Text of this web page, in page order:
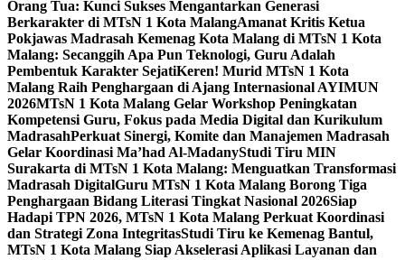
Orang Tua: Kunci Sukses Mengantarkan Generasi
Berkarakter di MTsN 1 Kota MalangAmanat Kritis Ketua
Pokjawas Madrasah Kemenag Kota Malang di MTsN 1 Kota
Malang: Secanggih Apa Pun Teknologi, Guru Adalah
Pembentuk Karakter SejatiKeren! Murid MTsN 1 Kota
Malang Raih Penghargaan di Ajang Internasional AYIMUN
2026MTsN 1 Kota Malang Gelar Workshop Peningkatan
Kompetensi Guru, Fokus pada Media Digital dan Kurikulum
MadrasahPerkuat Sinergi, Komite dan Manajemen Madrasah
Gelar Koordinasi Ma’had Al-MadanyStudi Tiru MIN
Surakarta di MTsN 1 Kota Malang: Menguatkan Transformasi
Madrasah DigitalGuru MTsN 1 Kota Malang Borong Tiga
Penghargaan Bidang Literasi Tingkat Nasional 2026Siap
Hadapi TPN 2026, MTsN 1 Kota Malang Perkuat Koordinasi
dan Strategi Zona IntegritasStudi Tiru ke Kemenag Bantul,
MTsN 1 Kota Malang Siap Akselerasi Aplikasi Layanan dan